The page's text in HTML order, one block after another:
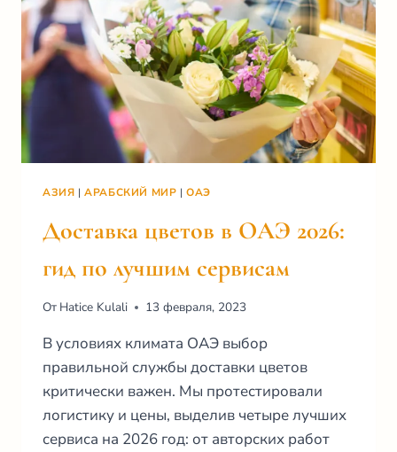
АЗИЯ |АРАБСКИЙ МИР |ОАЭ
Доставка цветов в ОАЭ 2026:
гид по лучшим сервисам
От Hatice Kulali 13 февраля, 2023
В условиях климата ОАЭ выбор
правильной службы доставки цветов
критически важен. Мы протестировали
логистику и цены, выделив четыре лучших
сервиса на 2026 год: от авторских работ